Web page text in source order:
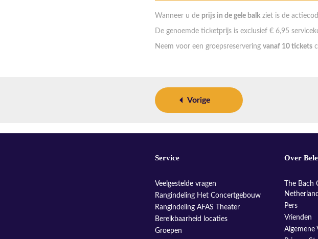
Wanneer u de prijs in de gele balk ziet is de
De genoemde ticketprijs is exclusief € 6,95
Neem voor een groepsreservering vanaf 10 tickets
Vorige
Service
Veelgestelde vragen
Rangindeling Het Concertgebouw
Rangindeling AFAS Theater
Bereikbaarheid locaties
Groepen
Over
The
Pers
Vrienden
Algemene